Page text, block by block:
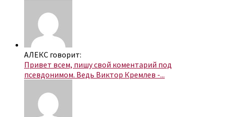
АЛЕКС говорит:
Привет всем, пишу свой коментарий под
псевдонимом. Ведь Виктор Кремлев -...